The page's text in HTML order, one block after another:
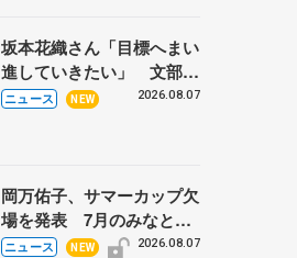
坂本花織さん「目標へまい
進していきたい」 文部科
学省スポーツ表彰式で代表
ニュース NEW 2026.08.07
岡万佑子、サマーカップ欠
場を発表 7月のみなとア
クルス杯は腰痛の影響で
ニュース NEW 2026.08.07